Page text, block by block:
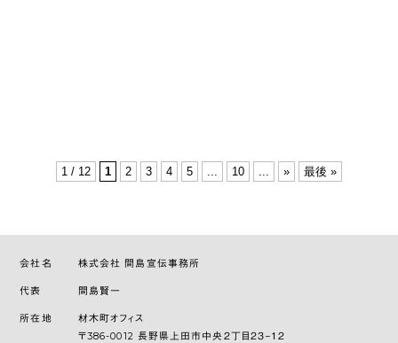
1 / 12 1 2 3 4 5 10 » 最後 »
会社名 株式会社 間島宣伝事務所
代表 間島賢一
所在地
材木町オフィス
〒386-0012 長野県上田市中央２丁目２３−１２